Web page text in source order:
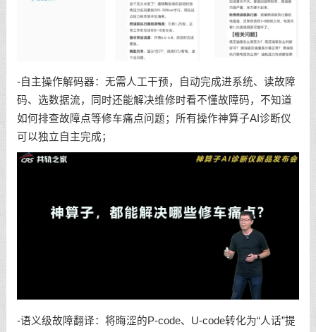
-自主操作解码器：无需人工干预，自动完成进系统、读故障
码、选数据流，同时还能解决维修时看不懂故障码，不知道
如何排查故障点等修车痛点问题；所有操作神算子AI诊断仪
可以独立自主完成；
-语义级故障翻译：将晦涩的P-code、U-code转化为“人话”提